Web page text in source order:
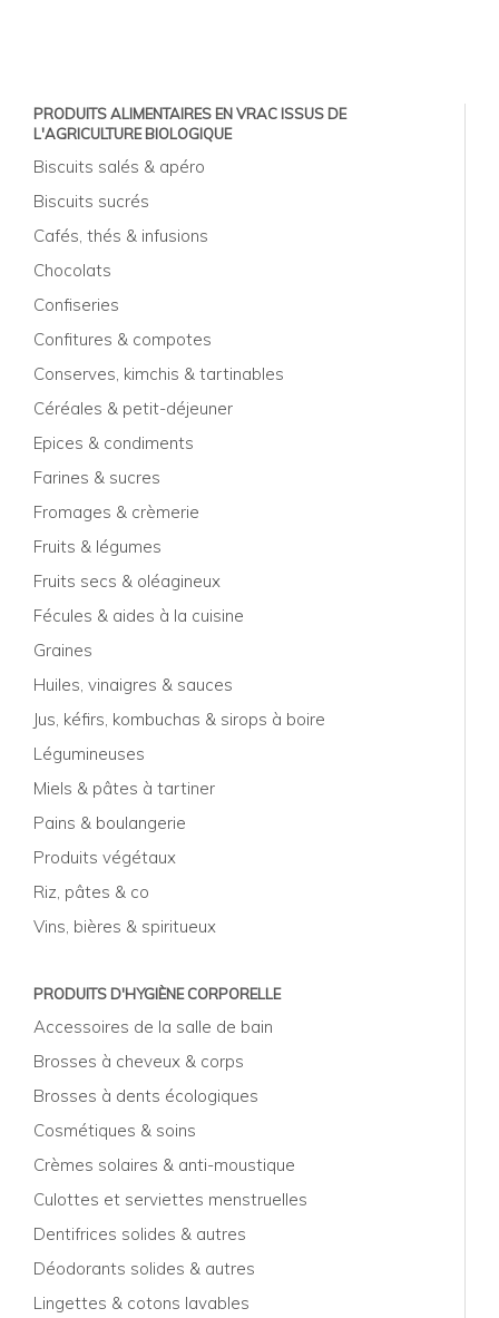
PRODUITS ALIMENTAIRES EN VRAC ISSUS DE
L'AGRICULTURE BIOLOGIQUE
Biscuits salés & apéro
Biscuits sucrés
Cafés, thés & infusions
Chocolats
Confiseries
Confitures & compotes
Conserves, kimchis & tartinables
Céréales & petit-déjeuner
Epices & condiments
Farines & sucres
Fromages & crèmerie
Fruits & légumes
Fruits secs & oléagineux
Fécules & aides à la cuisine
Graines
Huiles, vinaigres & sauces
Jus, kéfirs, kombuchas & sirops à boire
Légumineuses
Miels & pâtes à tartiner
Pains & boulangerie
Produits végétaux
Riz, pâtes & co
Vins, bières & spiritueux
PRODUITS D'HYGIÈNE CORPORELLE
Accessoires de la salle de bain
Brosses à cheveux & corps
Brosses à dents écologiques
Cosmétiques & soins
Crèmes solaires & anti-moustique
Culottes et serviettes menstruelles
Dentifrices solides & autres
Déodorants solides & autres
Lingettes & cotons lavables